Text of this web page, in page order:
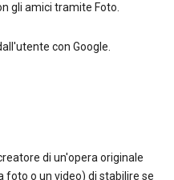
gli amici tramite Foto.
con Google.
di un'opera originale
foto o un video) di stabilire se